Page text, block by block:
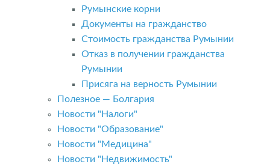
Румынские корни
Документы на гражданство
Стоимость гражданства Румынии
Отказ в получении гражданства
Румынии
Присяга на верность Румынии
Полезное — Болгария
Новости "Налоги"
Новости "Образование"
Новости "Медицина"
Новости "Недвижимость"